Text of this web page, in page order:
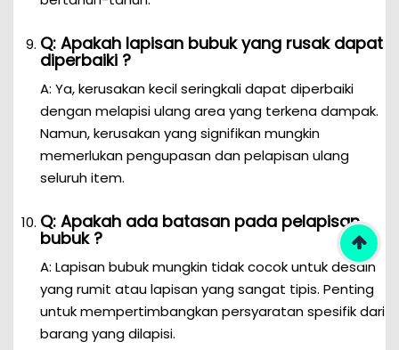
Q: Apakah lapisan bubuk yang rusak dapat
diperbaiki ?
A: Ya, kerusakan kecil seringkali dapat diperbaiki
dengan melapisi ulang area yang terkena dampak.
Namun, kerusakan yang signifikan mungkin
memerlukan pengupasan dan pelapisan ulang
seluruh item.
Q: Apakah ada batasan pada pelapisan
bubuk ?
A: Lapisan bubuk mungkin tidak cocok untuk desain
yang rumit atau lapisan yang sangat tipis. Penting
untuk mempertimbangkan persyaratan spesifik dari
barang yang dilapisi.